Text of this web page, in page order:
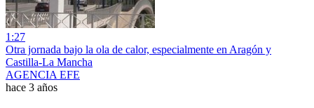
1:27
Otra jornada bajo la ola de calor, especialmente en Aragón y
Castilla-La Mancha
AGENCIA EFE
hace 3 años